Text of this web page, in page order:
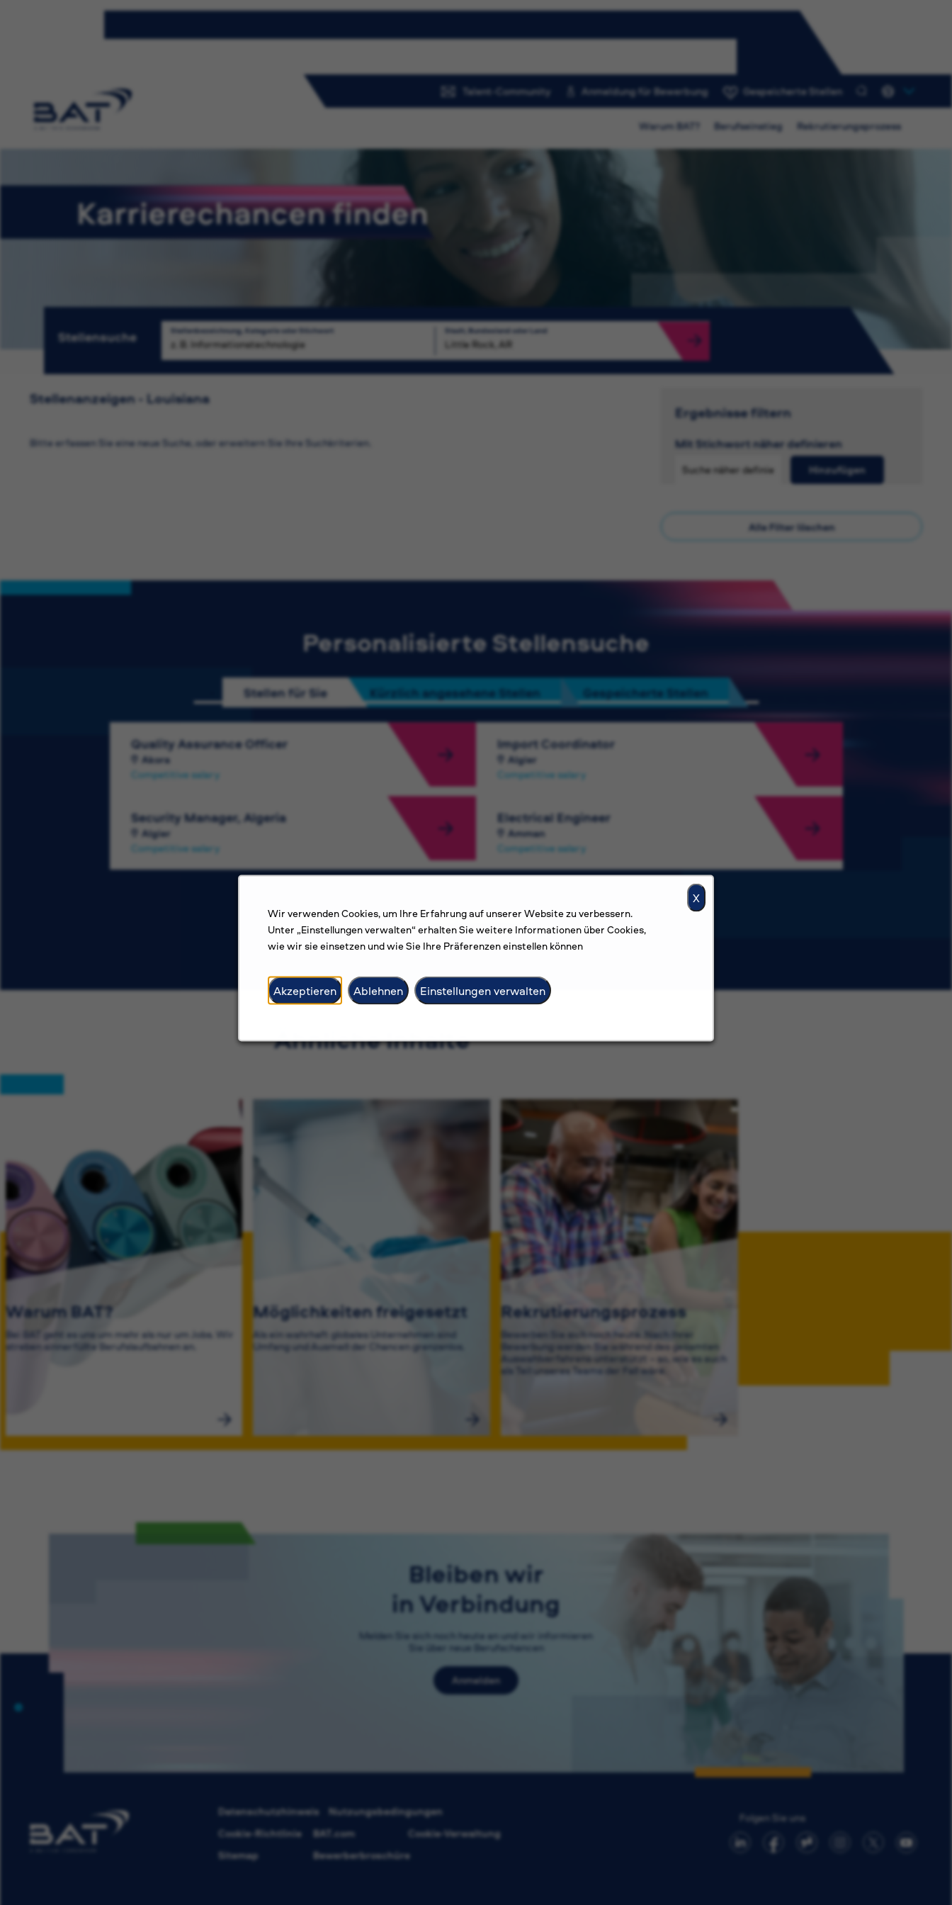
X
Wir verwenden Cookies, um Ihre Erfahrung auf unserer Website zu verbessern.
Unter „Einstellungen verwalten“ erhalten Sie weitere Informationen über Cookies,
wie wir sie einsetzen und wie Sie Ihre Präferenzen einstellen können
Akzeptieren Ablehnen Einstellungen verwalten
Talent-Community Anmeldung für Bewerbung Gespeicherte Stellen
Warum BAT? Berufseinstieg Rekrutierungsprozess
Karrierechancen finden
Stellensuche Stellenbezeichnung, Kategorie oder Stichwort Stadt, Bundesland oder Land
Stellenanzeigen - Louisiana
Bitte erfassen Sie eine neue Suche, oder erweitern Sie Ihre Suchkriterien.
Ergebnisse filtern
Mit Stichwort näher definieren
Hinzufügen
Alle Filter löschen
Personalisierte Stellensuche
Stellen für Sie Kürzlich angesehene Stellen Gespeicherte Stellen
Quality Assurance Officer
Akora
Competitive salary
Import Coordinator
Algier
Competitive salary
Security Manager, Algeria
Algier
Competitive salary
Electrical Engineer
Amman
Competitive salary
Weitere Stellen ansehen
Ähnliche Inhalte
Warum BAT?
Bei BAT geht es uns um mehr als nur um Jobs. Wir
streben sinnerfüllte Berufslaufbahnen an.
Möglichkeiten freigesetzt
Als ein wahrhaft globales Unternehmen sind
Umfang und Ausmaß der Chancen grenzenlos.
Rekrutierungsprozess
Bewerben Sie sich noch heute. Nach Ihrer
Bewerbung werden Sie während des gesamten
Auswahlverfahrens unterstützt – so, wie es auch
als Teil unseres Teams der Fall wäre.
Bleiben wir
in Verbindung
Melden Sie sich noch heute an und wir informieren
Sie über neue Berufschancen
Anmelden
Datenschutzhinweis
Nutzungsbedingungen
Cookie-Richtlinie
BAT.com
Cookie-Verwaltung
Sitemap
Bewerberbroschüre
Folgen Sie uns